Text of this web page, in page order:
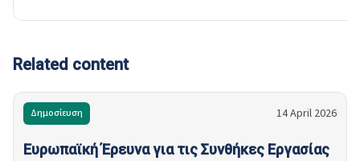
Related content
Δημοσίευση 14 April 2026
Ευρωπαϊκή Έρευνα για τις Συνθήκες Εργασίας